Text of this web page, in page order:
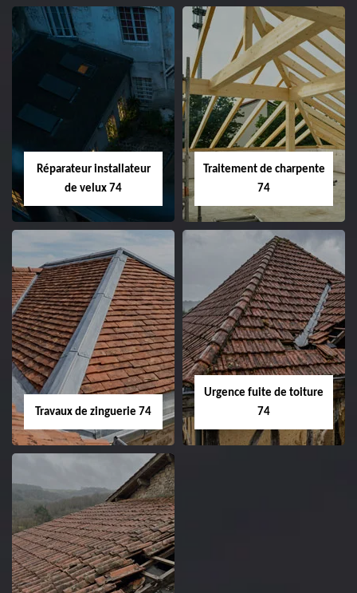
Réparateur installateur
de velux 74
Traitement de charpente
74
Travaux de zinguerie 74
Urgence fuite de toiture
74